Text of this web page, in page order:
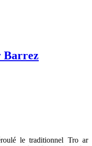
Barrez
le traditionnel Tro ar